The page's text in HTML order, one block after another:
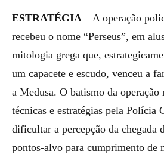
ESTRATÉGIA – A operação
recebeu o nome “Perseus”, em
mitologia grega que,
um capacete e escudo, venceu a
a Medusa. O batismo da operação
técnicas e estratégias pela Polícia
dificultar a percepção da chegada
pontos-alvo para cumprimento de